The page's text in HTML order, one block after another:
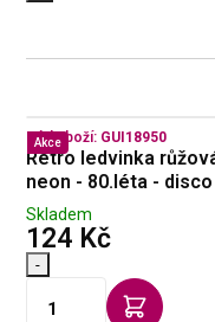
Akce
Kód zboží: GUI18950
Retro ledvinka
neon - 80.léta - disco
Skladem
124 Kčs DPH
-